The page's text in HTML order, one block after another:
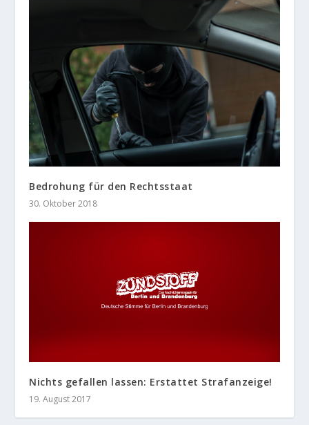
Bedrohung für den Rechtsstaat
30. Oktober 2018
Nichts gefallen lassen: Erstattet Strafanzeige!
19. August 2017